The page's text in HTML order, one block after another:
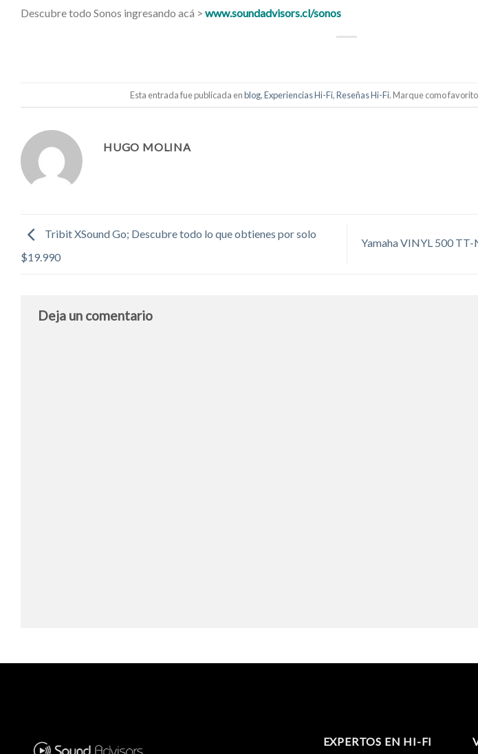
Descubre todo Sonos ingresando acá > www.soundadvisors.cl/sonos
Esta entrada fue publicada enblog,Experiencias Hi-Fi,Reseñas Hi-Fi. Marque como
HUGO MOLINA
Tribit XSound Go; Descubre todo lo que obtienes por solo
$19.990
Yamaha VINYL 500 TT-
Deja un comentario
EXPERTOS EN HI-FI